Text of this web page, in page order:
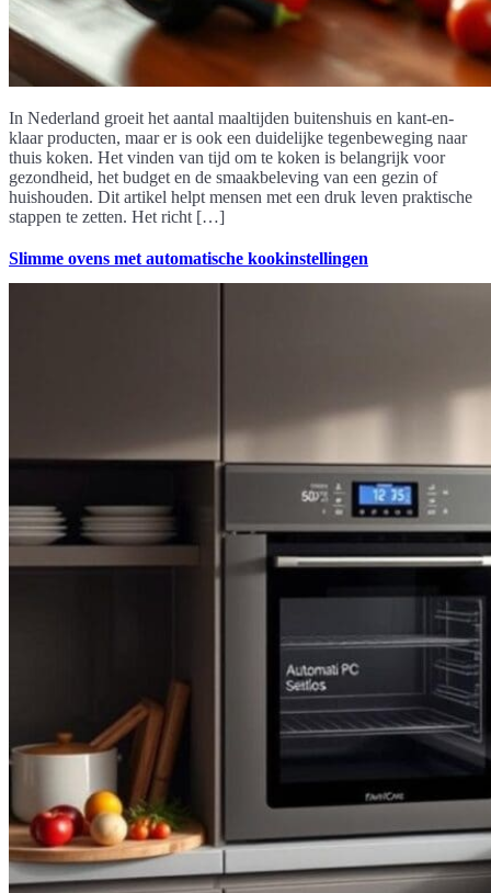
In Nederland groeit het aantal maaltijden buitenshuis en kant-en-
klaar producten, maar er is ook een duidelijke tegenbeweging naar
thuis koken. Het vinden van tijd om te koken is belangrijk voor
gezondheid, het budget en de smaakbeleving van een gezin of
huishouden. Dit artikel helpt mensen met een druk leven praktische
stappen te zetten. Het richt […]
Slimme ovens met automatische kookinstellingen